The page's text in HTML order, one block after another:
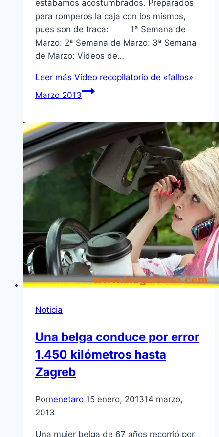
estábamos acostumbrados. Preparados
para romperos la caja con los mismos,
pues son de traca: 1ª Semana de
Marzo: 2ª Semana de Marzo: 3ª Semana
de Marzo: Ví­deos de…
Leer más Ví­deo recopilatorio de «fallos»
Marzo 2013
Noticia
Una belga conduce por error
1.450 kilómetros hasta
Zagreb
Pornenetaro 15 enero, 201314 marzo,
2013
Una mujer belga de 67 años recorrió por